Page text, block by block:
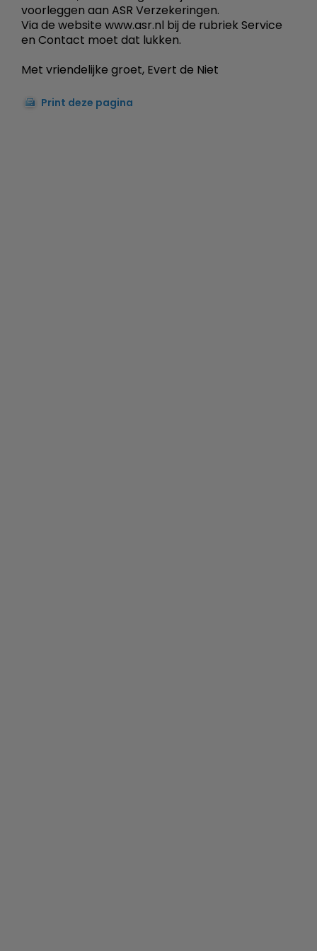
voorleggen aan ASR Verzekeringen.
Via de website www.asr.nl bij de rubriek Service
en Contact moet dat lukken.
Met vriendelijke groet, Evert de Niet
Print deze pagina